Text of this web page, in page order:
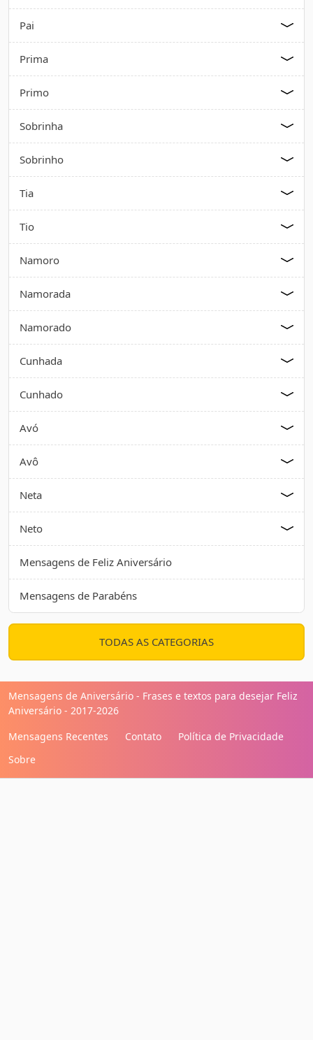
Pai
Prima
Primo
Sobrinha
Sobrinho
Tia
Tio
Namoro
Namorada
Namorado
Cunhada
Cunhado
Avó
Avô
Neta
Neto
Mensagens de Feliz Aniversário
Mensagens de Parabéns
TODAS AS CATEGORIAS
Mensagens de Aniversário - Frases e textos para desejar Feliz
Aniversário - 2017-2026
Mensagens Recentes
Contato
Política de Privacidade
Sobre